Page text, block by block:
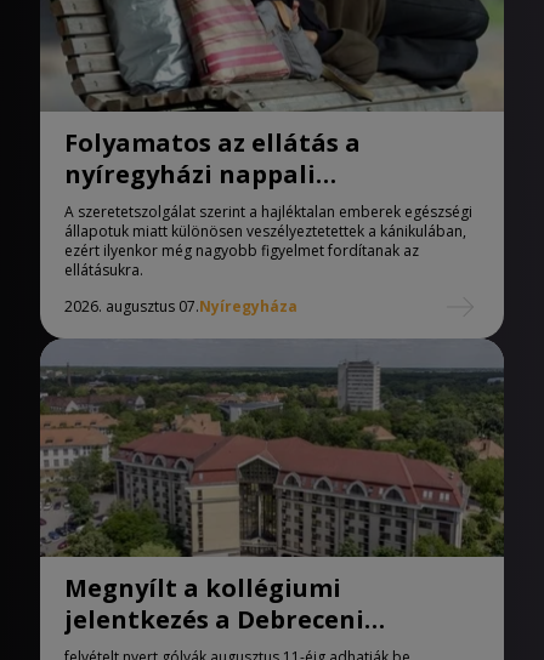
Folyamatos az ellátás a
nyíregyházi nappali
melegedőben
A szeretetszolgálat szerint a hajléktalan emberek egészségi
állapotuk miatt különösen veszélyeztetettek a kánikulában,
ezért ilyenkor még nagyobb figyelmet fordítanak az
ellátásukra.
2026. augusztus 07.Nyíregyháza
Megnyílt a kollégiumi
jelentkezés a Debreceni
Egyetemen